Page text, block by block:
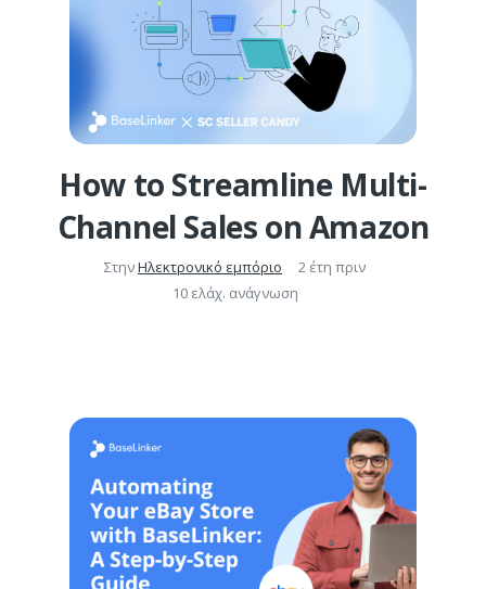
How to Streamline Multi-
Channel Sales on Amazon
ΣτηνΗλεκτρονικό εμπόριο
2 έτη πριν
10 ελάχ. ανάγνωση